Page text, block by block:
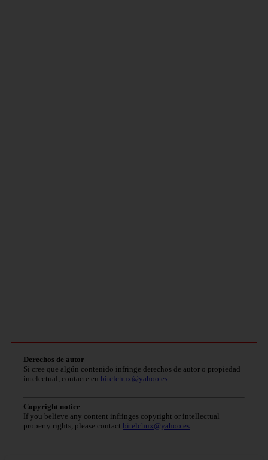
Derechos de autor
Si cree que algún contenido infringe derechos de autor o propiedad
intelectual, contacte en bitelchux@yahoo.es.
Copyright notice
If you believe any content infringes copyright or intellectual
property rights, please contact bitelchux@yahoo.es.